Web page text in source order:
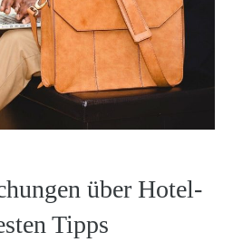
über Hotel-
Tipps